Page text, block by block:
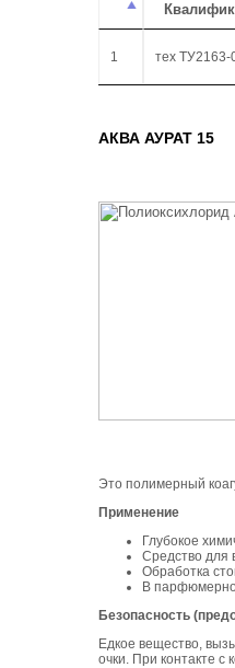
1 тех
АКВА АУРАТ 15
Это полимерный
Применение
Глубокое
Средство для
Обработка
В
Безопасность
Едкое вещество,
очки. При контакте